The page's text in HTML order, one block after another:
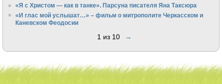
«Я с Христом — как в танке». Парсуна писателя Яна Таксюра
«И глас мой услышат…» – фильм о митрополите Черкасском и
Каневском Феодосии
1 из 10 →